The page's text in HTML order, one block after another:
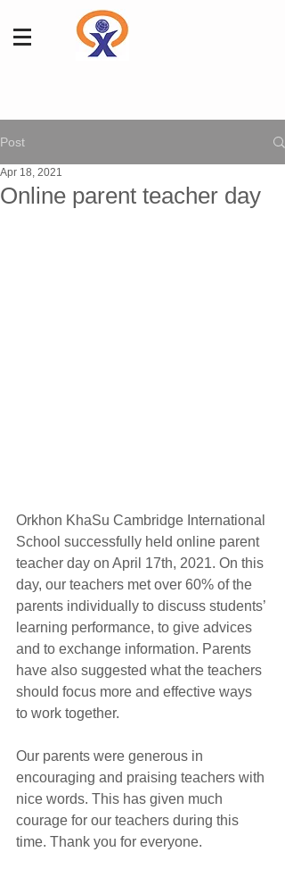
Post
Online parent teacher day
Apr 18, 2021
Orkhon KhaSu Cambridge International
School successfully held online parent
teacher day on April 17th, 2021. On this
day, our teachers met over 60% of the
parents individually to discuss students’
learning performance, to give advices
and to exchange information. Parents
have also suggested what the teachers
should focus more and effective ways
to work together.
Our parents were generous in
encouraging and praising teachers with
nice words. This has given much
courage for our teachers during this
time. Thank you for everyone.